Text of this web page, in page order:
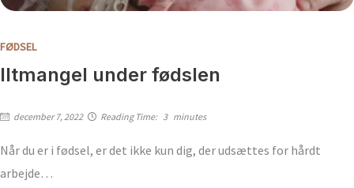
FØDSEL
Iltmangel under fødslen
december 7, 2022 Reading Time: 3 minutes
Når du er i fødsel, er det ikke kun dig, der udsættes for hårdt
arbejde…